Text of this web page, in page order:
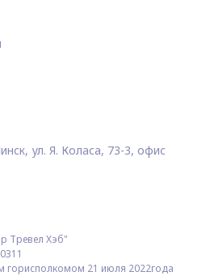
ул. Я. Коласа, 73-3, офис
Тревел Хэб"
горисполкомом 21 июля 2022года